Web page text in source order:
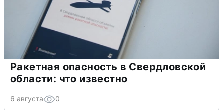
Ракетная опасность в Свердловской
области: что известно
6 августа 0